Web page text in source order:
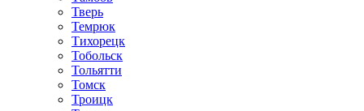
Тверь
Темрюк
Тихорецк
Тобольск
Тольятти
Томск
Троицк